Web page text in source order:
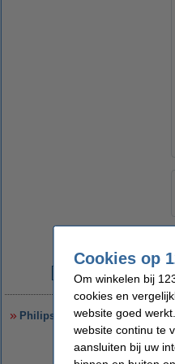
Philips LED lamp E27 | Kogel
Cookies op
Om winkelen bij
cookies en
website goed
website continu te
aansluiten bij uw